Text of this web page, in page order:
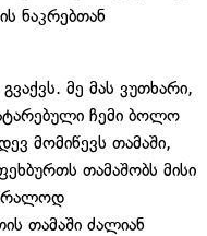
ნაკრებთან
მე მას ვუთხარი,
ჩემი ბოლო
მომიწევს თამაში,
თამაშობს მისი
თამაში ძალიან